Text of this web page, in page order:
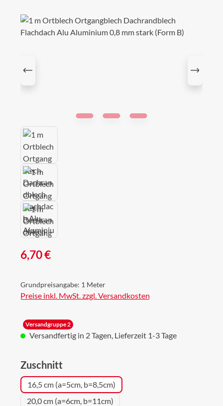
Bildergalerie überspringen
Regulärer Preis:
6,70 €
Grundpreisangabe: 1 Meter
Preise inkl. MwSt. zzgl. Versandkosten
Versandgruppe 2
Versandfertig in 2 Tagen, Lieferzeit 1-3 Tage
Zuschnitt
16,5 cm (a=5cm, b=8,5cm)
20,0 cm (a=6cm, b=11cm)